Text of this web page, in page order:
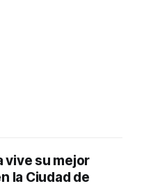
vive su mejor
la Ciudad de